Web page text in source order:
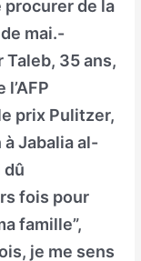
de la
mai.-
Taleb, 35 ans,
prix Pulitzer,
Jabalia al-
dû
fois pour
famille”,
je me sens